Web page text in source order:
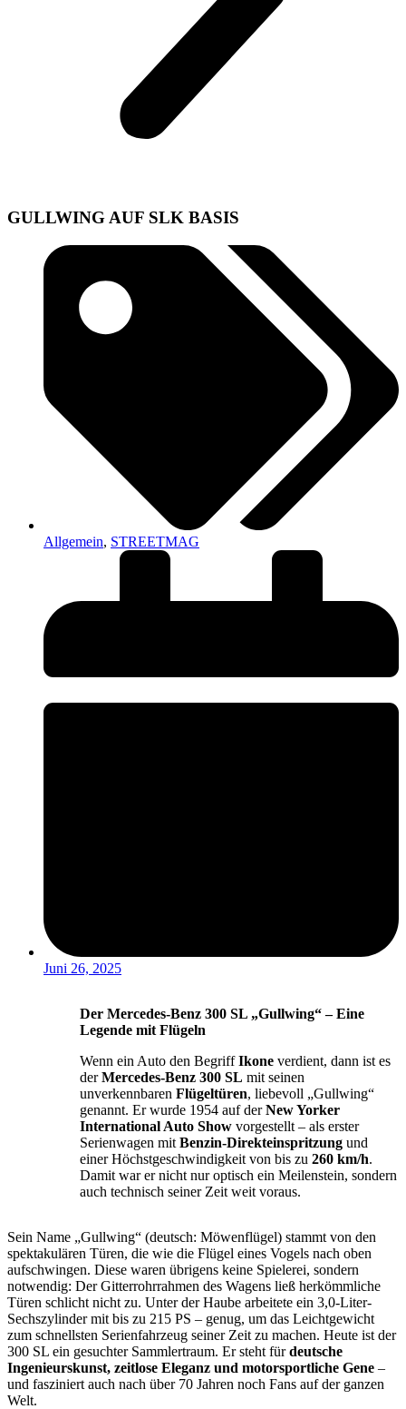
GULLWING AUF SLK BASIS
Allgemein, STREETMAG
Juni 26, 2025
Der Mercedes-Benz 300 SL „Gullwing“ – Eine
Legende mit Flügeln
Wenn ein Auto den BegriffIkone verdient, dann ist es
derMercedes-Benz 300 SL mit seinen
unverkennbaren Flügeltüren, liebevoll „Gullwing“
genannt. Er wurde 1954 auf derNew Yorker
International Auto Show vorgestellt – als erster
Serienwagen mit Benzin-Direkteinspritzung und
einer Höchstgeschwindigkeit von bis zu 260 km/h.
Damit war er nicht nur optisch ein Meilenstein, sondern
auch technisch seiner Zeit weit voraus.
Sein Name „Gullwing“ (deutsch: Möwenflügel) stammt von den
spektakulären Türen, die wie die Flügel eines Vogels nach oben
aufschwingen. Diese waren übrigens keine Spielerei, sondern
notwendig: Der Gitterrohrrahmen des Wagens ließ herkömmliche
Türen schlicht nicht zu. Unter der Haube arbeitete ein 3,0-Liter-
Sechszylinder mit bis zu 215 PS – genug, um das Leichtgewicht
zum schnellsten Serienfahrzeug seiner Zeit zu machen. Heute ist der
300 SL ein gesuchter Sammlertraum. Er steht fürdeutsche
Ingenieurskunst, zeitlose Eleganz und motorsportliche Gene –
und fasziniert auch nach über 70 Jahren noch Fans auf der ganzen
Welt.